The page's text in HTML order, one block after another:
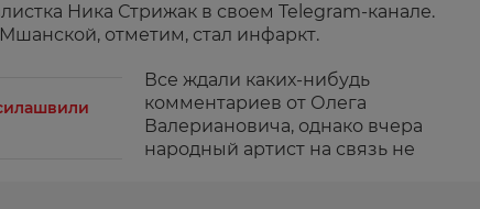
Ника Стрижак в своем Telegram-канале.
отметим, стал инфаркт.
Все ждали каких-нибудь
комментариев от Олега
Валериановича, однако вчера
народный артист на связь не